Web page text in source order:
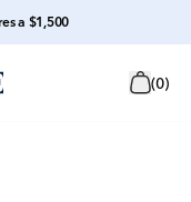
a $1,500
(0)